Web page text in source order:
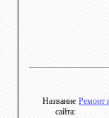
Название
сайта:
Ремонт